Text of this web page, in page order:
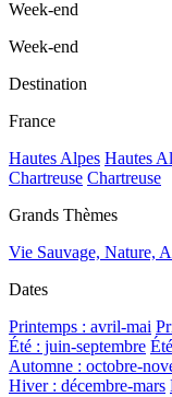
Week-end
Week-end
Destination
France
Hautes Alpes Hautes
Chartreuse Chartreuse
Grands Thèmes
Vie Sauvage, Nature,
Dates
Printemps : avril-mai
Été : juin-septembre
Automne : octobre-
Hiver : décembre-mars